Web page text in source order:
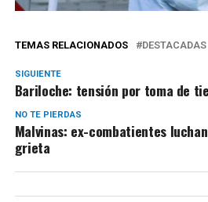
TEMAS RELACIONADOS DESTACADAS
SIGUIENTE
Bariloche: tensión por toma de
NO TE PIERDAS
Malvinas: ex-combatientes
grieta